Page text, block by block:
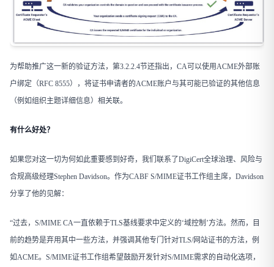
为帮助推广这一新的验证方法，第3.2.2.4节还指出，CA可以使用ACME外部账
户绑定（RFC 8555），将证书申请者的ACME账户与其可能已验证的其他信息
（例如组织主题详细信息）相关联。
有什么好处？
如果您对这一切为何如此重要感到好奇，我们联系了DigiCert全球治理、风险与
合规高级经理Stephen Davidson。作为CABF S/MIME证书工作组主席，Davidson
分享了他的见解：
“过去，S/MIME CA一直依赖于TLS基线要求中定义的‘域控制’方法。然而，目
前的趋势是弃用其中一些方法，并强调其他专门针对TLS/网站证书的方法，例
如ACME。S/MIME证书工作组希望鼓励开发针对S/MIME需求的自动化选项，